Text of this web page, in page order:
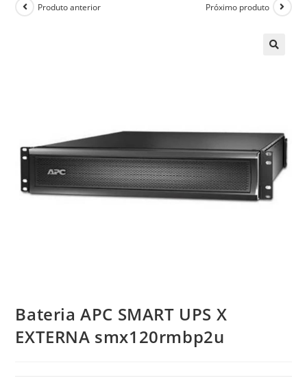
Produto anterior Próximo produto
Bateria APC SMART UPS X
EXTERNA smx120rmbp2u